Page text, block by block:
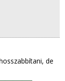
de